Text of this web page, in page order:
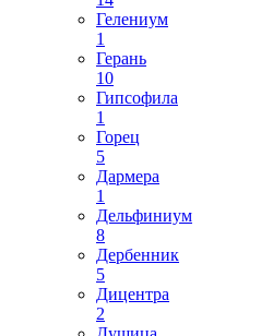
Гелениум
1
Герань
10
Гипсофила
1
Горец
5
Дармера
1
Дельфиниум
8
Дербенник
5
Дицентра
2